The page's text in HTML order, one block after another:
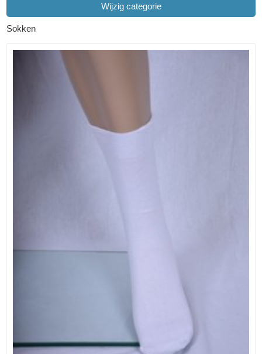
Wijzig categorie
Sokken